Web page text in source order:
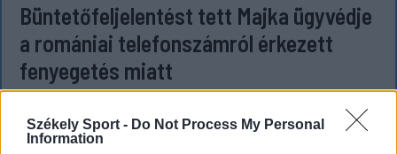
Székely Sport - Do Not Process My Personal
Information
Büntetőfeljelentést tett Majka ügyvédje
a romániai telefonszámról érkezett
fenyegetés miatt
romániai jogi képviselője a sepsiszentgyörgyi Sic
Feszt fesztiválra tervezett koncert lemondását